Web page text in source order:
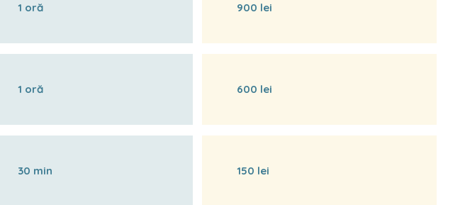
1 oră
1 oră
30 min
900 lei
600 lei
150 lei